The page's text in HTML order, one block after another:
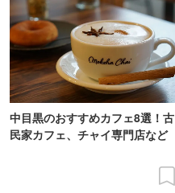
中目黒のおすすめカフェ8選！古
民家カフェ、チャイ専門店など